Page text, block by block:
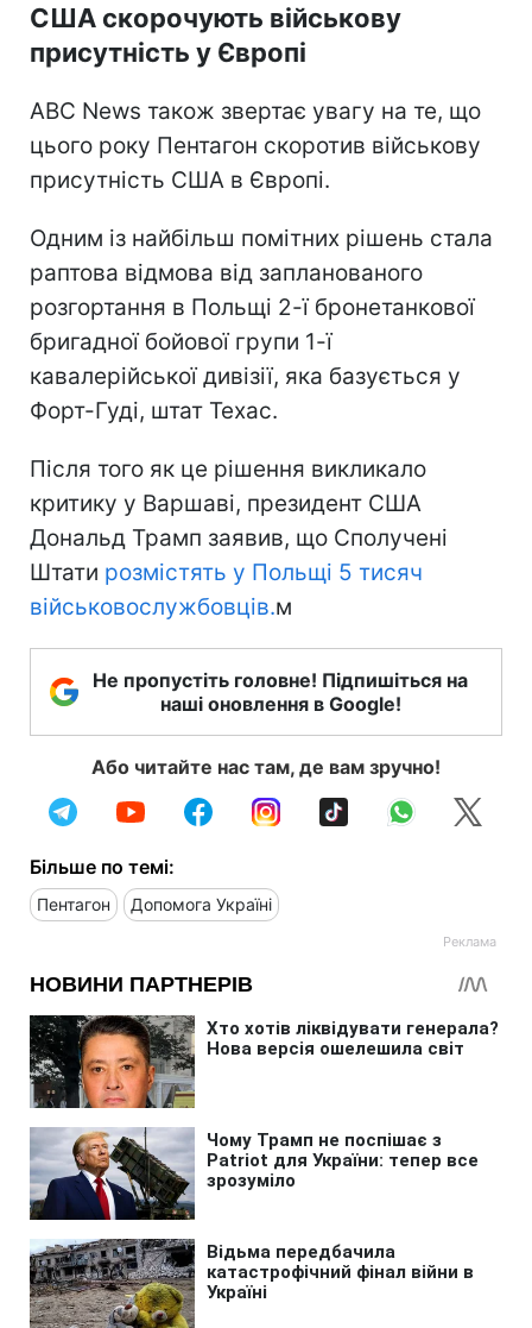
США скорочують військову
присутність у Європі
ABC News також звертає увагу на те, що
цього року Пентагон скоротив військову
присутність США в Європі.
Одним із найбільш помітних рішень стала
раптова відмова від запланованого
розгортання в Польщі 2-ї бронетанкової
бригадної бойової групи 1-ї
кавалерійської дивізії, яка базується у
Форт-Гуді, штат Техас.
Після того як це рішення викликало
критику у Варшаві, президент США
Дональд Трамп заявив, що Сполучені
Штати розмістять у Польщі 5 тисяч
військовослужбовців.м
Не пропустіть головне! Підпишіться на
наші оновлення в Google!
Або читайте нас там, де вам зручно!
Більше по темі:
Пентагон Допомога Україні